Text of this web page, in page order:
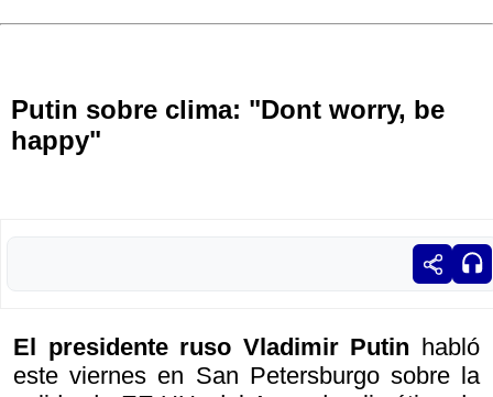
Putin sobre clima: "Dont worry, be
happy"
El presidente ruso Vladimir Putin habló
este viernes en San Petersburgo sobre la